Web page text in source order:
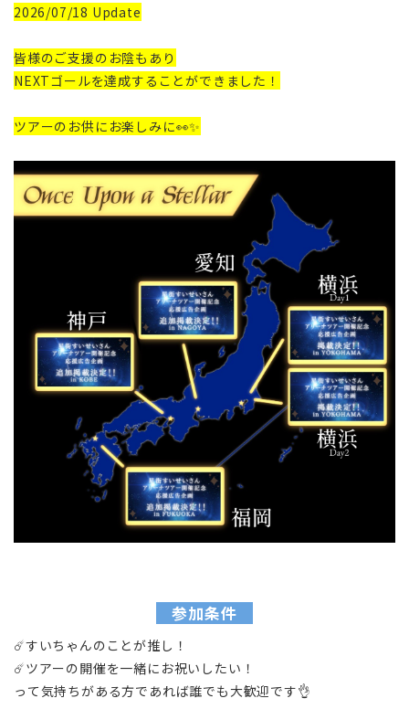
2026/07/18 Update
皆様のご支援のお陰もあり
NEXTゴールを達成することができました！
ツアーのお供にお楽しみに👀✨
参加条件
☄️すいちゃんのことが推し！
☄️ツアーの開催を一緒にお祝いしたい！
って気持ちがある方であれば誰でも大歓迎です👌